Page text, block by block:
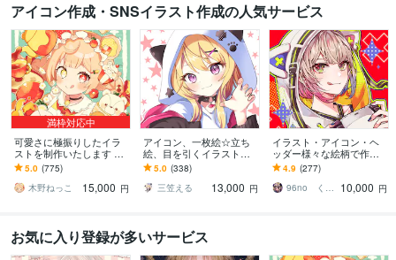
アイコン作成・SNSイラスト作成の人気サービス
満枠対応中
可愛さに極振りしたイラ
ストを制作いたします ★
商用利用＆二次利用込
み！ミニキャラは小物２
点まで無料！★
5.0 (775)
木野ねっこ
15,000 円
アイコン、一枚絵☆立ち
絵、目を引くイラスト描
きます イリアム、サム
ネ、live2D、YouTube、歌
ってみたも
5.0 (338)
三笠える
13,000 円
イラスト・アイコン・ヘ
ッダー様々な絵柄で作成
します 商用可！似顔絵・
ブログ・インスタ・動画
配信サムネ等用途様々！
4.9 (277)
96no くろの
10,000 円
お気に入り登録が多いサービス